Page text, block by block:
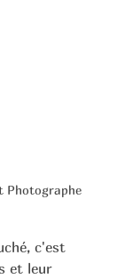
Photographe
c'est
et leur